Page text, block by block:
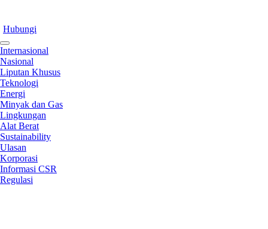
Hubungi
Internasional
Nasional
Liputan Khusus
Teknologi
Energi
Minyak dan Gas
Lingkungan
Alat Berat
Sustainability
Ulasan
Korporasi
Informasi CSR
Regulasi